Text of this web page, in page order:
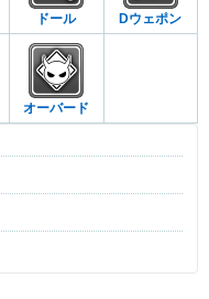
ドール Dウェポン
オーバード